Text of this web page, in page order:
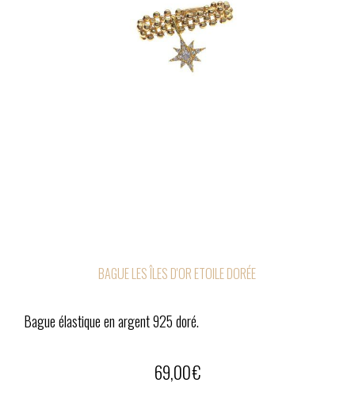
BAGUE LES ÎLES D'OR ETOILE DORÉE
Bague élastique en argent 925 doré.
69,00€